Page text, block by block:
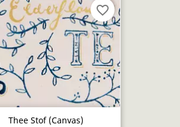
Thee Stof (canvas)
favorite_border